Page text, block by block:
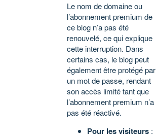
Le nom de domaine ou
l’abonnement premium de
ce blog n’a pas été
renouvelé, ce qui explique
cette interruption. Dans
certains cas, le blog peut
également être protégé par
un mot de passe, rendant
son accès limité tant que
l’abonnement premium n’a
pas été réactivé.
Pour les visiteurs :